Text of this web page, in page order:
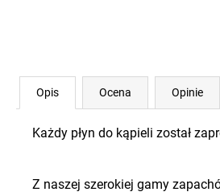
Opis Ocena Opinie
Każdy płyn do kąpieli został
Z naszej szerokiej gamy